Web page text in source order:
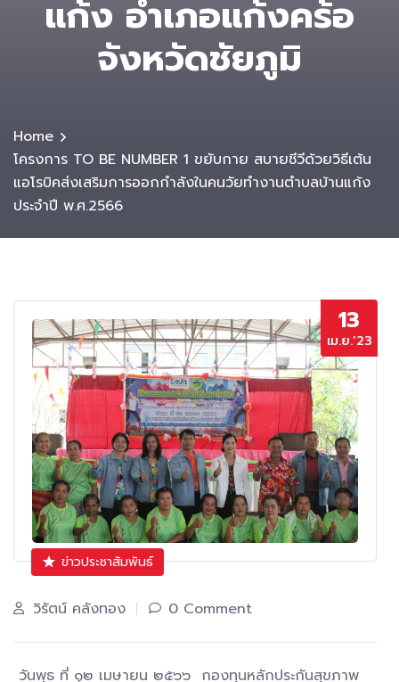
แก้ง อำเภอแก้งคร้อ
จังหวัดชัยภูมิ
Home
โครงการ TO BE NUMBER 1 ขยับกาย สบายชีวีด้วยวิธีเต้น
แอโรบิคส่งเสริมการออกกำลังในคนวัยทำงานตำบลบ้านแก้ง
ประจำปี พ.ศ.2566
13
เม.ย.’23
ข่าวประชาสัมพันธ์
วิรัตน์ คลังทอง 0 Comment
วันพุธ ที่ ๑๒ เมษายน ๒๕๖๖ กองทุนหลักประกันสุขภาพ